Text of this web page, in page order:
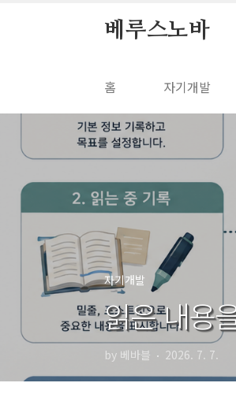
베루스노바
홈 자기개발
자기개발
읽은 내용
by 베바블 2026. 7. 7.